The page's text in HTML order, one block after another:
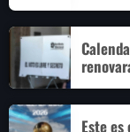
Este